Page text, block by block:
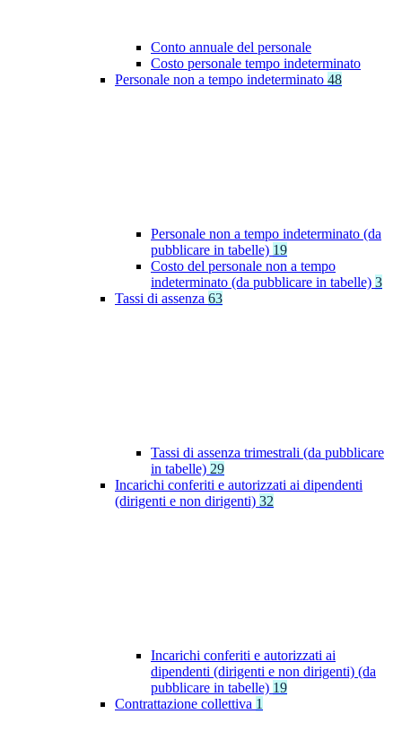
Conto annuale del personale
Costo personale tempo indeterminato
Personale non a tempo indeterminato 48
Personale non a tempo indeterminato (da
pubblicare in tabelle) 19
Costo del personale non a tempo
indeterminato (da pubblicare in tabelle) 3
Tassi di assenza 63
Tassi di assenza trimestrali (da pubblicare
in tabelle) 29
Incarichi conferiti e autorizzati ai dipendenti
(dirigenti e non dirigenti) 32
Incarichi conferiti e autorizzati ai
dipendenti (dirigenti e non dirigenti) (da
pubblicare in tabelle) 19
Contrattazione collettiva 1